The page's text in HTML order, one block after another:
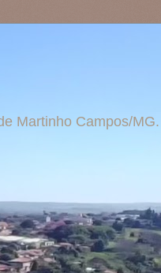
Martinho Campos/MG.